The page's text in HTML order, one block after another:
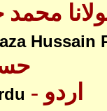
محمد
Hussain
- اردو